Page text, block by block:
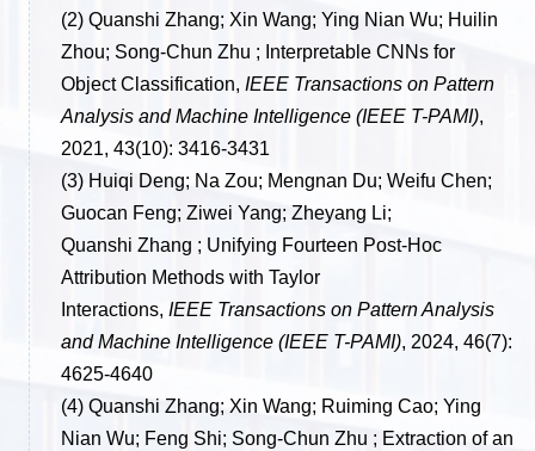
(2) Quanshi Zhang; Xin Wang; Ying Nian Wu; Huilin
Zhou; Song-Chun Zhu ; Interpretable CNNs for
Object Classification, IEEE Transactions on Pattern
Analysis and Machine Intelligence (IEEE T-PAMI),
2021, 43(10): 3416-3431
(3) Huiqi Deng; Na Zou; Mengnan Du; Weifu Chen;
Guocan Feng; Ziwei Yang; Zheyang Li;
Quanshi Zhang ; Unifying Fourteen Post-Hoc
Attribution Methods with Taylor
Interactions, IEEE Transactions on Pattern Analysis
and Machine Intelligence (IEEE T-PAMI), 2024, 46(7):
4625-4640
(4) Quanshi Zhang; Xin Wang; Ruiming Cao; Ying
Nian Wu; Feng Shi; Song-Chun Zhu ; Extraction of an